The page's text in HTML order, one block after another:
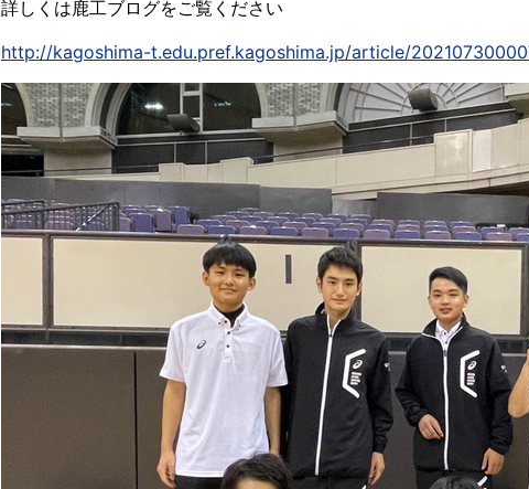
詳しくは鹿工ブログをご覧ください
http://kagoshima-t.edu.pref.kagoshima.jp/article/